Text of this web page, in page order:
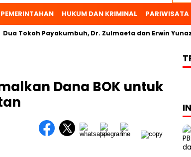
PEMERINTAHAN HUKUM DAN KRIMINAL PARIWISATA
Tokoh Payakumbuh, Dr. Zulmaeta dan Erwin Yunaz,
Dana BOK untuk